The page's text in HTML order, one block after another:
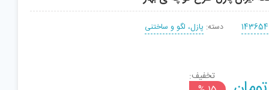
143654 دسته: پازل، لگو و ساختنی
Current
تخفیف: